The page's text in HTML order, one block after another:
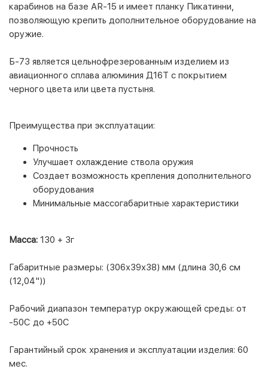
карабинов на базе AR-15 и имеет планку Пикатинни,
позволяющую крепить дополнительное оборудование на
оружие.
Б-73 является цельнофрезерованным изделием из
авиационного сплава алюминия Д16Т с покрытием
черного цвета или цвета пустыня.
Преимущества при эксплуатации:
Прочность
Улучшает охлаждение ствола оружия
Создает возможность крепления дополнительного
оборудования
Минимальные массогабаритные характеристики
Масса: 130 + 3г
Габаритные размеры: (306х39х38) мм (длина 30,6 см
(12,04"))
Рабочий диапазон температур окружающей среды: от
-50С до +50С
Гарантийный срок хранения и эксплуатации изделия: 60
мес.